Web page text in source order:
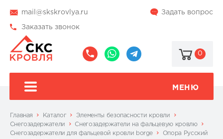
mail@skskrovlya.ru Задать вопрос
Заказать звонок
0
МЕНЮ
Главная Каталог
Элементы безопасности кровли
Снегозадержатели
Снегозадержатели на фальцевую кровлю
Cнегозадержатели для фальцевой кровли borge
Опора Русский